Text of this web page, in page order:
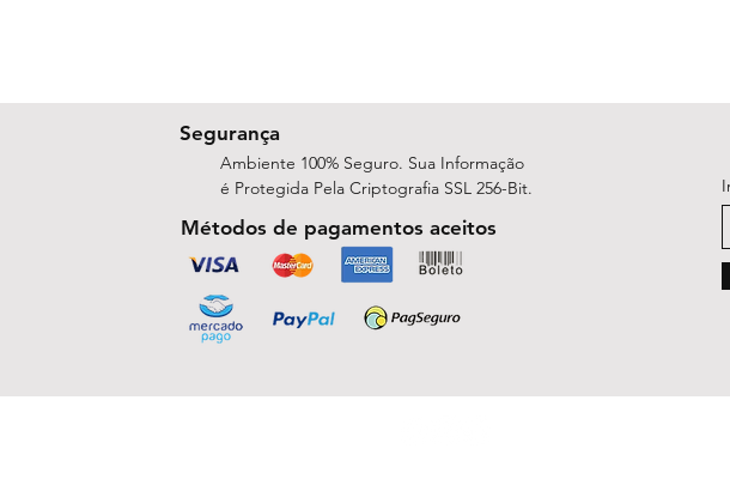
Segurança
Ambiente 100% Seguro. Sua Informação
é Protegida Pela Criptografia SSL 256-Bit.
Métodos de pagamentos aceitos